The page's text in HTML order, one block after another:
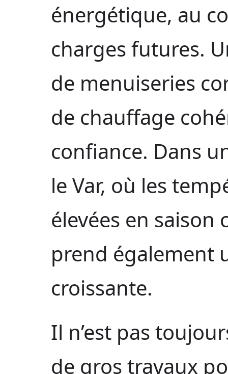
énergétique, au
charges futures.
de menuiseries
de chauffage
confiance. Dans
le Var, où les
élevées en saison
prend également
croissante.
Il n’est pas
de gros travaux